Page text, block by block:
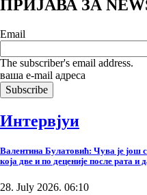
ПРИЈАВА ЗА
Email
The subscriber's email address.
ваша е-mail адреса
Интервјуи
Валентина Булатовић: Чува је још
која две и по деценије после рата и
28. July 2026. 06:10